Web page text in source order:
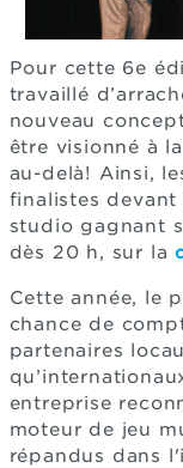
Pour cette 6e
travaillé
nouveau
être visionné à
au-delà! Ainsi,
finalistes
studio gagnant
dès 20 h, sur la
Cette année, le
chance de
partenaires
entreprise
moteur de jeu
répandus dans